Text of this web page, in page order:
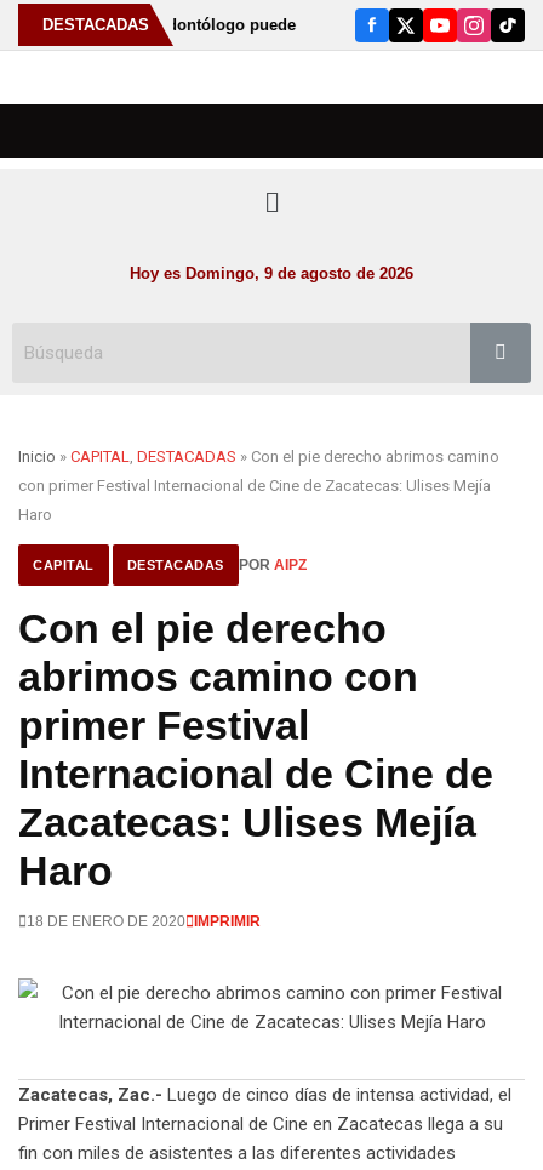
DESTACADAS
al odontólogo puede ayudar a detectar el bruxismo
Hoy es Domingo, 9 de agosto de 2026
Inicio » CAPITAL, DESTACADAS » Con el pie derecho abrimos camino
con primer Festival Internacional de Cine de Zacatecas: Ulises Mejía
Haro
CAPITAL DESTACADAS POR AIPZ
Con el pie derecho
abrimos camino con
primer Festival
Internacional de Cine de
Zacatecas: Ulises Mejía
Haro
18 DE ENERO DE 2020 IMPRIMIR
Zacatecas, Zac.- Luego de cinco días de intensa actividad, el
Primer Festival Internacional de Cine en Zacatecas llega a su
fin con miles de asistentes a las diferentes actividades